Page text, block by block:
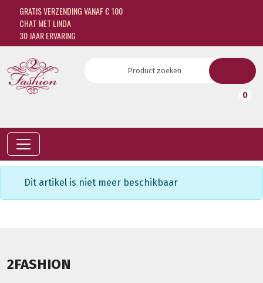
GRATIS VERZENDING VANAF € 100
CHAT MET LINDA
30 JAAR ERVARING
0
Dit artikel is niet meer beschikbaar
2FASHION